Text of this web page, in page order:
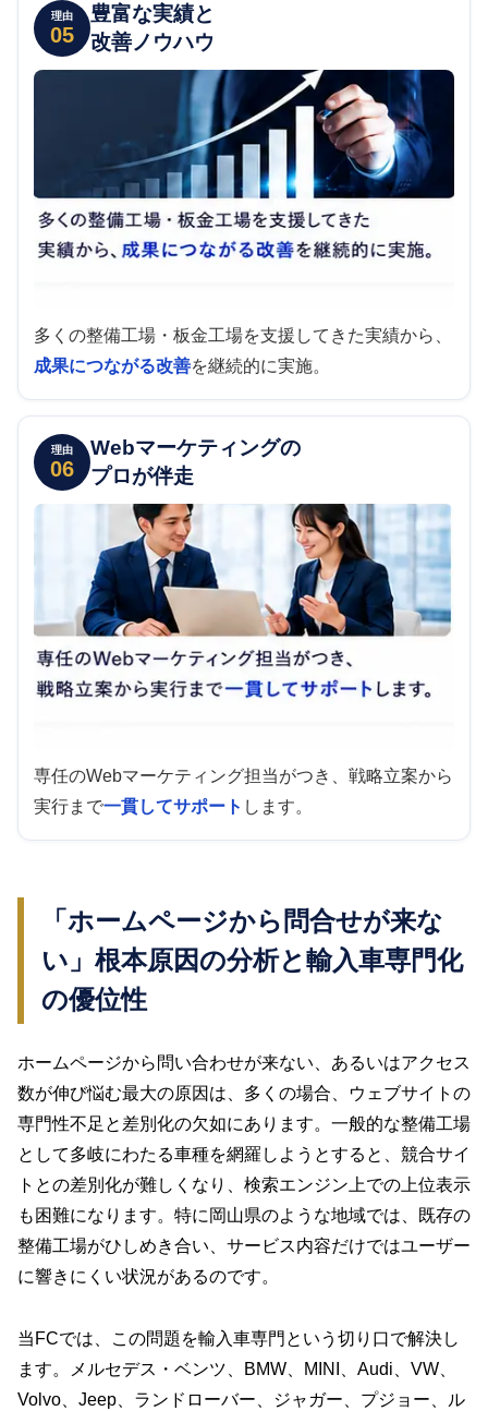
理由
05
豊富な実績と
改善ノウハウ
多くの整備工場・板金工場を支援してきた実績から、
成果につながる改善を継続的に実施。
理由
06
Webマーケティングの
プロが伴走
専任のWebマーケティング担当がつき、戦略立案から
実行まで一貫してサポート します。
「ホームページから問合せが来な
い」根本原因の分析と輸入車専門化
の優位性
ホームページから問い合わせが来ない、あるいはアクセス
数が伸び悩む最大の原因は、多くの場合、ウェブサイトの
専門性不足と差別化の欠如にあります。一般的な整備工場
として多岐にわたる車種を網羅しようとすると、競合サイ
トとの差別化が難しくなり、検索エンジン上での上位表示
も困難になります。特に岡山県のような地域では、既存の
整備工場がひしめき合い、サービス内容だけではユーザー
に響きにくい状況があるのです。
当FCでは、この問題を輸入車専門という切り口で解決し
ます。メルセデス・ベンツ、BMW、MINI、Audi、VW、
Volvo、Jeep、ランドローバー、ジャガー、プジョー、ル